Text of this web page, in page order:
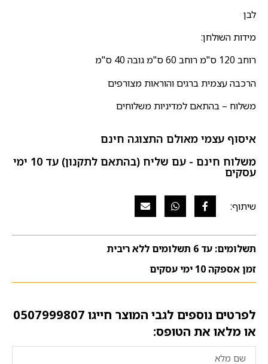
לבן
מידות השולחן:
רוחב 120 ס"מ רוחב 60 ס"מ גובה 40 ס"מ
הרכבה עצמית ברגים והוראות מצורפים
משלוח – בהתאם למדיניות משלוחים
איסוף עצמי מאולם התצוגה חינם
משלוח חינם - עם שליח (בהתאם לתקנון) עד 10 ימי
עסקים
תשלומים: עד 6 תשלומים ללא ריבית
זמן אספקה 10 ימי עסקים
לפרטים נוספים לגבי המוצר חייגו 0507999807
או מלאו את הטופס: